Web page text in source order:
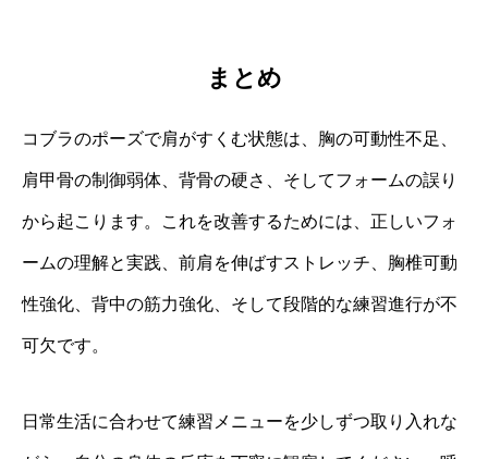
まとめ
コブラのポーズで肩がすくむ状態は、胸の可動性不足、
肩甲骨の制御弱体、背骨の硬さ、そしてフォームの誤り
から起こります。これを改善するためには、正しいフォ
ームの理解と実践、前肩を伸ばすストレッチ、胸椎可動
性強化、背中の筋力強化、そして段階的な練習進行が不
可欠です。
日常生活に合わせて練習メニューを少しずつ取り入れな